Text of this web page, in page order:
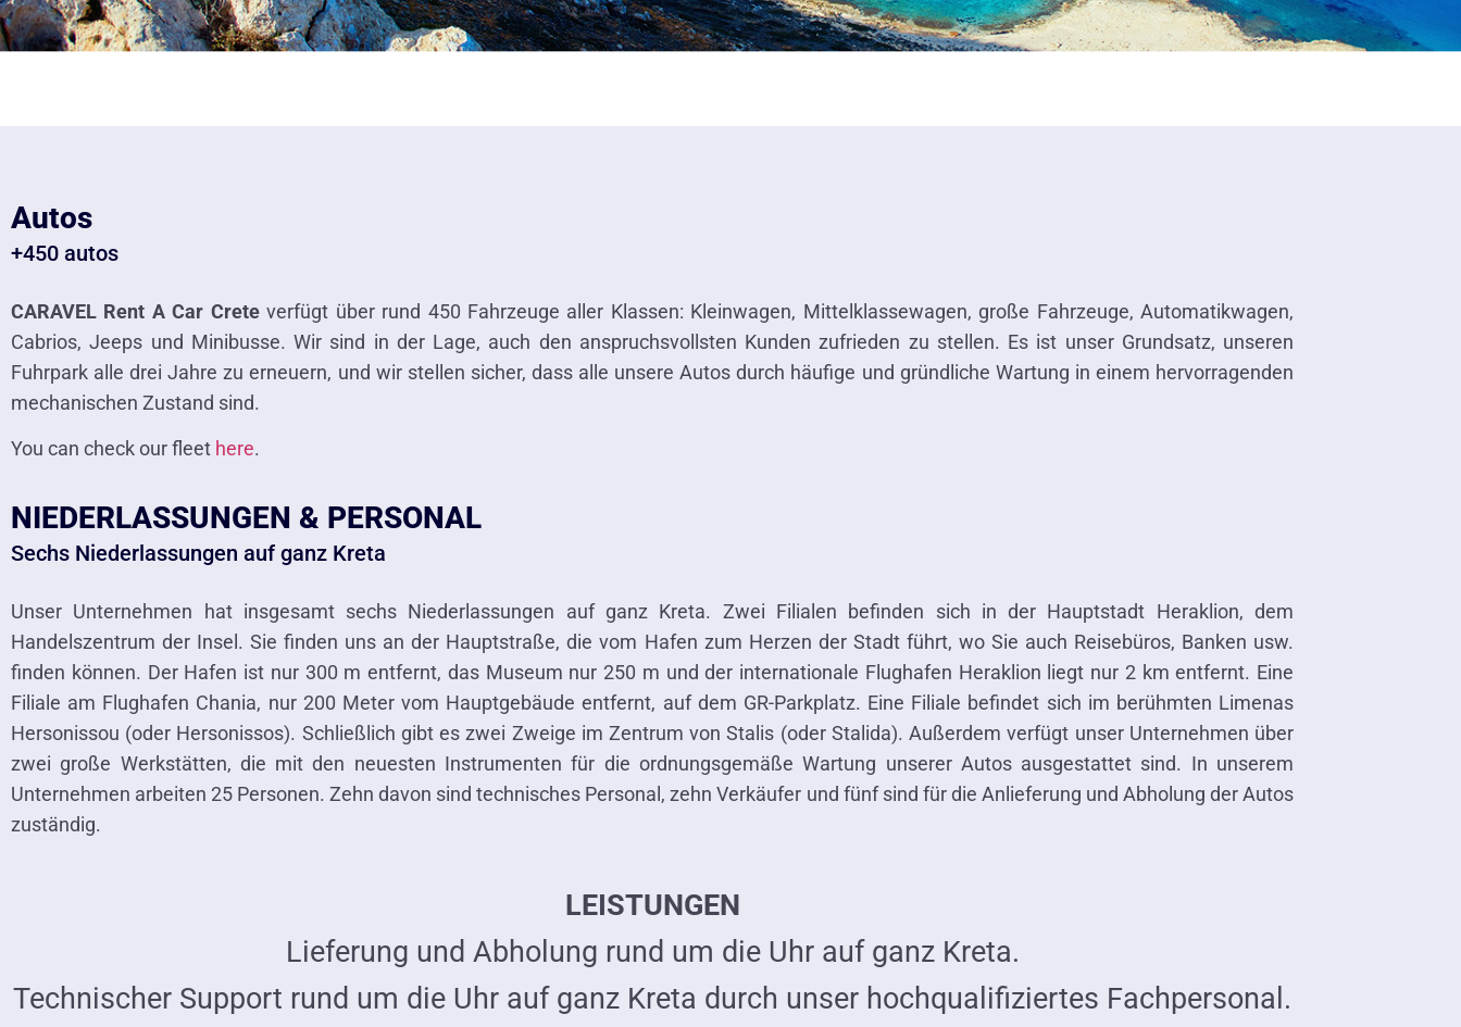
Autos
+450 autos
CARAVEL Rent A Car Creteverfügt über rund 450 Fahrzeuge aller Klassen: Kleinwagen, Mittelklassewagen, große Fahrzeuge, Automatikwagen,
Cabrios, Jeeps und Minibusse. Wir sind in der Lage, auch den anspruchsvollsten Kunden zufrieden zu stellen. Es ist unser Grundsatz, unseren
Fuhrpark alle drei Jahre zu erneuern, und wir stellen sicher, dass alle unsere Autos durch häufige und gründliche Wartung in einem hervorragenden
mechanischen Zustand sind.
You can check our fleet here.
NIEDERLASSUNGEN & PERSONAL
Sechs Niederlassungen auf ganz Kreta
Unser Unternehmen hat insgesamt sechs Niederlassungen auf ganz Kreta. Zwei Filialen befinden sich in der Hauptstadt Heraklion, dem
Handelszentrum der Insel. Sie finden uns an der Hauptstraße, die vom Hafen zum Herzen der Stadt führt, wo Sie auch Reisebüros, Banken usw.
finden können. Der Hafen ist nur 300 m entfernt, das Museum nur 250 m und der internationale Flughafen Heraklion liegt nur 2 km entfernt. Eine
Filiale am Flughafen Chania, nur 200 Meter vom Hauptgebäude entfernt, auf dem GR-Parkplatz. Eine Filiale befindet sich im berühmten Limenas
Hersonissou (oder Hersonissos). Schließlich gibt es zwei Zweige im Zentrum von Stalis (oder Stalida). Außerdem verfügt unser Unternehmen über
zwei große Werkstätten, die mit den neuesten Instrumenten für die ordnungsgemäße Wartung unserer Autos ausgestattet sind. In unserem
Unternehmen arbeiten 25 Personen. Zehn davon sind technisches Personal, zehn Verkäufer und fünf sind für die Anlieferung und Abholung der Autos
zuständig.
LEISTUNGEN
Lieferung und Abholung rund um die Uhr auf ganz Kreta.
Technischer Support rund um die Uhr auf ganz Kreta durch unser hochqualifiziertes Fachpersonal.